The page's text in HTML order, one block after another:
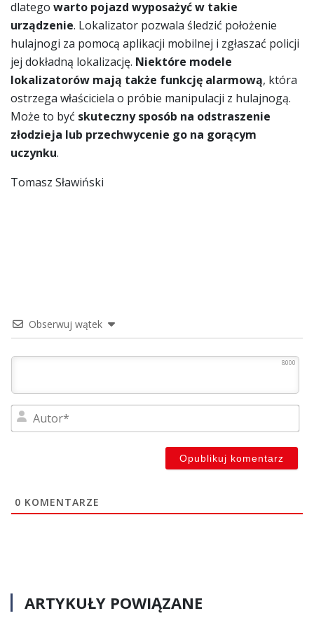
dlatego warto pojazd wyposażyć w takie
urządzenie. Lokalizator pozwala śledzić położenie
hulajnogi za pomocą aplikacji mobilnej i zgłaszać policji
jej dokładną lokalizację. Niektóre modele
lokalizatorów mają także funkcję alarmową, która
ostrzega właściciela o próbie manipulacji z hulajnogą.
Może to być skuteczny sposób na odstraszenie
złodzieja lub przechwycenie go na gorącym
uczynku.
Tomasz Sławiński
Obserwuj wątek
8000
0 KOMENTARZE
ARTYKUŁY POWIĄZANE